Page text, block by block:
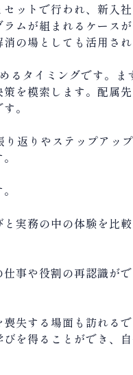
ットで行われ、新入
ムが組まれるケースが
の場としても活用され
るタイミングです。ま
を模索します。配属
。
返りやステップアッ
実務の中の体験を比
事や役割の再認識が
失する場面も訪れる
を得ることができ、